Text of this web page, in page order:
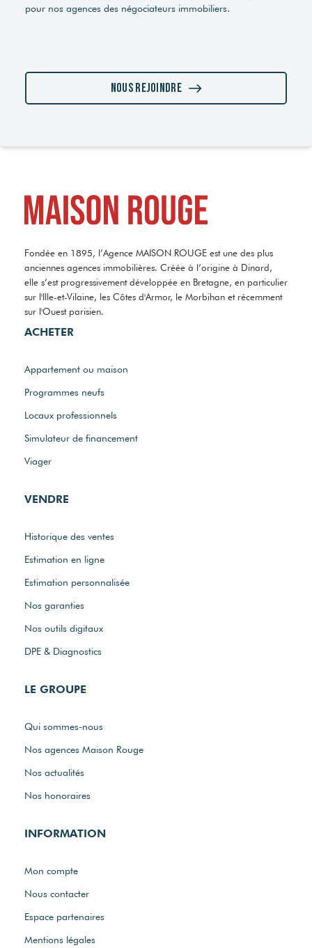
pour nos agences des négociateurs immobiliers.
Nous rejoindre
Fondée en 1895, l’Agence MAISON ROUGE est une des plus
anciennes agences immobilières. Créée à l’origine à Dinard,
elle s’est progressivement développée en Bretagne, en particulier
sur l'Ille-et-Vilaine, les Côtes d'Armor, le Morbihan et récemment
sur l'Ouest parisien.
ACHETER
Appartement ou maison
Programmes neufs
Locaux professionnels
Simulateur de financement
Viager
VENDRE
Historique des ventes
Estimation en ligne
Estimation personnalisée
Nos garanties
Nos outils digitaux
DPE & Diagnostics
LE GROUPE
Qui sommes-nous
Nos agences Maison Rouge
Nos actualités
Nos honoraires
INFORMATION
Mon compte
Nous contacter
Espace partenaires
Mentions légales